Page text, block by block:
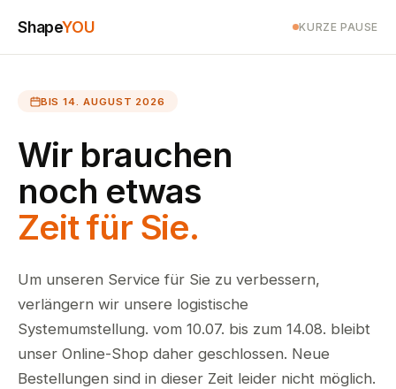
ShapeYOU KURZE PAUSE
BIS 14. AUGUST 2026
Wir brauchen
noch etwas
Zeit für Sie.
Um unseren Service für Sie zu verbessern,
verlängern wir unsere logistische
Systemumstellung. vom 10.07. bis zum 14.08. bleibt
unser Online-Shop daher geschlossen. Neue
Bestellungen sind in dieser Zeit leider nicht möglich.